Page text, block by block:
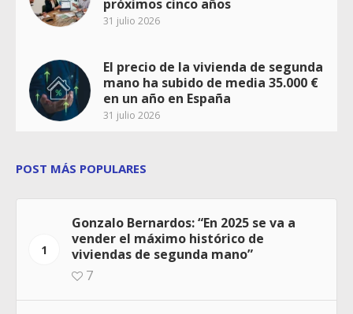
próximos cinco años
31 julio 2026
El precio de la vivienda de segunda
mano ha subido de media 35.000 €
en un año en España
31 julio 2026
POST MÁS POPULARES
1
Gonzalo Bernardos: “En 2025 se va a
vender el máximo histórico de
viviendas de segunda mano”
7